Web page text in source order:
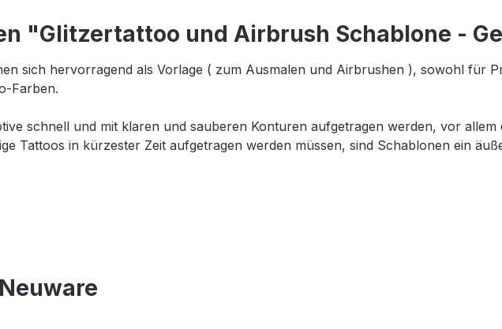
"Glitzertattoo und Airbrush Schablone -
sich hervorragend als Vorlage ( zum Ausmalen und Airbrushen ), sowohl für
Farben.
schnell und mit klaren und sauberen Konturen aufgetragen werden, vor
Tattoos in kürzester Zeit aufgetragen werden müssen, sind Schablonen ein